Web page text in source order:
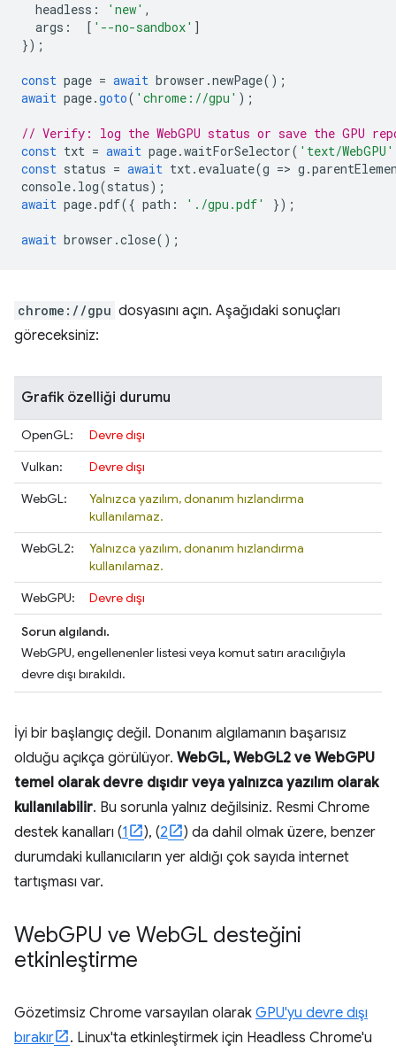
headless : 'new' ,
args : [ '--no-sandbox' ]
});
const page = await browser .newPage();
await page.goto( 'chrome://gpu' );
// Verify: log the WebGPU status or save the GPU
const txt = await page.waitForSelector( 'text/WebGPU'
const status = await txt. evaluate(g => g .
console. log(status);
await page.pdf({ path : './gpu.pdf' });
await browser .close();
chrome://gpu dosyasını açın. Aşağıdaki sonuçları
göreceksiniz:
Grafik özelliği durumu
OpenGL:
Devre dışı
Vulkan:
Devre dışı
WebGL:
Yalnızca yazılım, donanım hızlandırma
kullanılamaz.
WebGL2:
Yalnızca yazılım, donanım hızlandırma
kullanılamaz.
WebGPU:
Devre dışı
Sorun algılandı.
WebGPU, engellenenler listesi veya komut satırı aracılığıyla
devre dışı bırakıldı.
İyi bir başlangıç değil. Donanım algılamanın başarısız
olduğu açıkça görülüyor. WebGL, WebGL2 ve WebGPU
temel olarak devre dışıdır veya yalnızca yazılım olarak
kullanılabilir. Bu sorunla yalnız değilsiniz. Resmi Chrome
destek kanalları (1 ), (2
) da dahil olmak üzere, benzer
durumdaki kullanıcıların yer aldığı çok sayıda internet
tartışması var.
WebGPU ve WebGL desteğini
etkinleştirme
Gözetimsiz Chrome varsayılan olarak GPU'yu devre dışı
bırakır
. Linux'ta etkinleştirmek için Headless Chrome'u